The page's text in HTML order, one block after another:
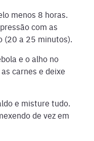
menos 8 horas.
com as
(20 a 25 minutos).
e o alho no
carnes e deixe
e misture tudo.
de vez em